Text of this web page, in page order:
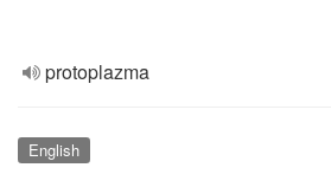
protoplazma
English